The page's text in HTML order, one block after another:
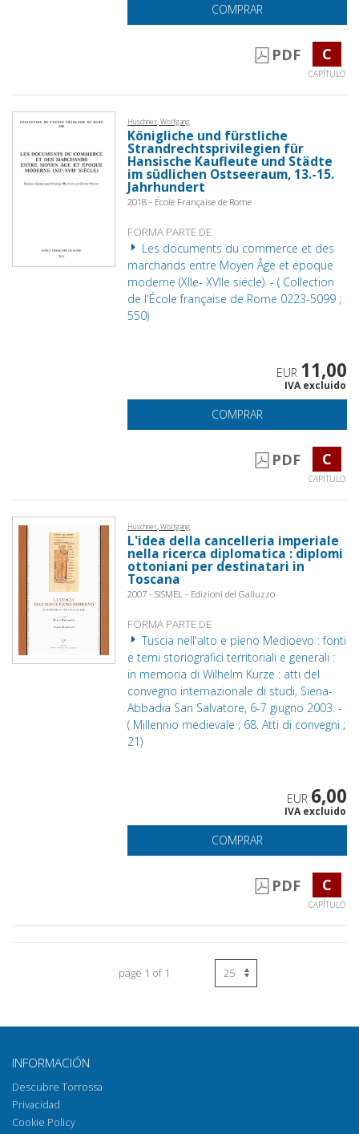
COMPRAR
PDF C
CAPÍTULO
Huschner, Wolfgang
Königliche und fürstliche
Strandrechtsprivilegien für
Hansische Kaufleute und Städte
im südlichen Ostseeraum, 13.-15.
Jahrhundert
2018 - École Française de Rome
FORMA PARTE DE
Les documents du commerce et des
marchands entre Moyen Âge et époque
moderne (XIIe- XVIIe siécle). - ( Collection
de l'École française de Rome 0223-5099 ;
550)
EUR 11,00
IVA excluido
COMPRAR
PDF C
CAPÍTULO
Huschner, Wolfgang
L'idea della cancelleria imperiale
nella ricerca diplomatica : diplomi
ottoniani per destinatari in
Toscana
2007 - SISMEL - Edizioni del Galluzzo
FORMA PARTE DE
Tuscia nell'alto e pieno Medioevo : fonti
e temi storiografici territoriali e generali :
in memoria di Wilhelm Kurze : atti del
convegno internazionale di studi, Siena-
Abbadia San Salvatore, 6-7 giugno 2003. -
( Millennio medievale ; 68. Atti di convegni ;
21)
EUR 6,00
IVA excluido
COMPRAR
PDF C
CAPÍTULO
page 1 of 1
INFORMACIÓN
Descubre Torrossa
Privacidad
Cookie Policy